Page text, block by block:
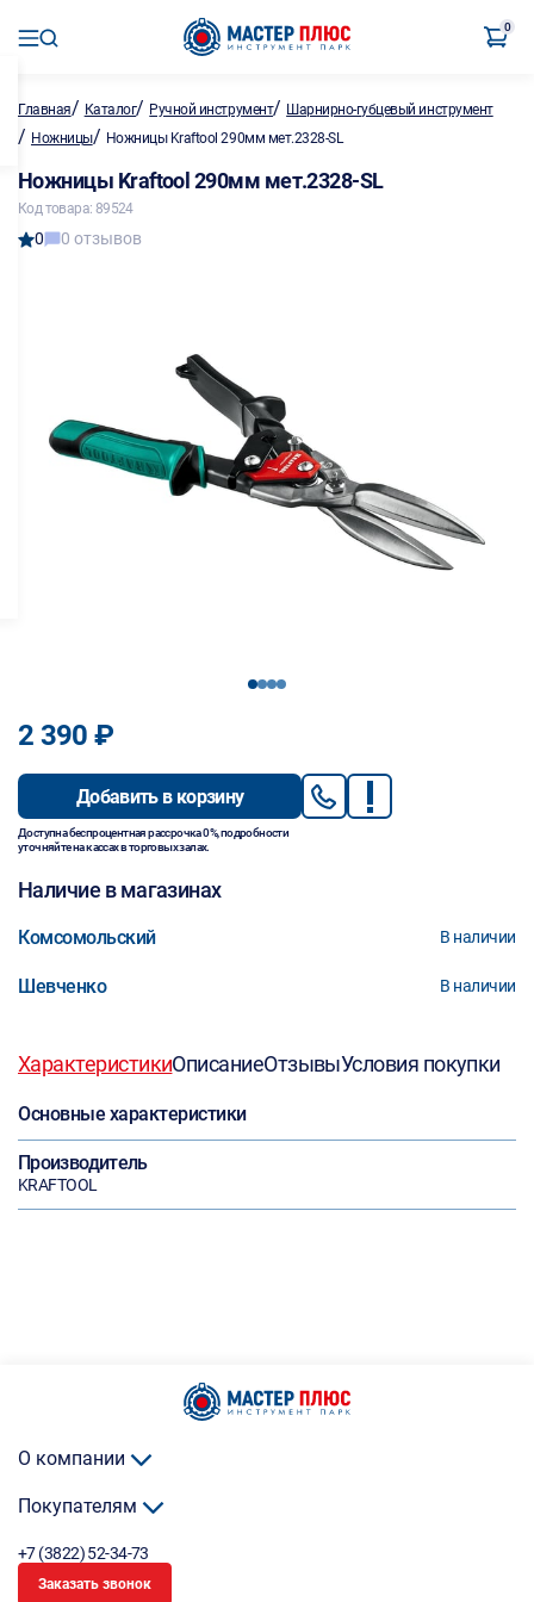
0
Главная/ Каталог/ Ручной инструмент/ Шарнирно-губцевый инструмент
/ Ножницы/ Ножницы Kraftool 290мм мет.2328-SL
Ножницы Kraftool 290мм мет.2328-SL
Код товара: 89524
0 0 отзывов
1234
2 390 ₽
Добавить в корзину
Доступна беспроцентная рассрочка 0%, подробности
уточняйте на кассах в торговых залах.
Наличие в магазинах
Комсомольский В наличии
Шевченко В наличии
ХарактеристикиОписаниеОтзывыУсловия покупки
Основные характеристики
Производитель
KRAFTOOL
О компании
Покупателям
+7 (3822) 52-34-73
Заказать звонок